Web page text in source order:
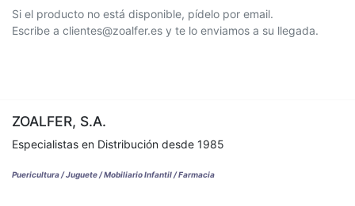
Si el producto no está disponible, pídelo por email.
Escribe a clientes@zoalfer.es y te lo enviamos a su llegada.
ZOALFER, S.A.
Especialistas en Distribución desde 1985
Puericultura / Juguete / Mobiliario Infantil / Farmacia